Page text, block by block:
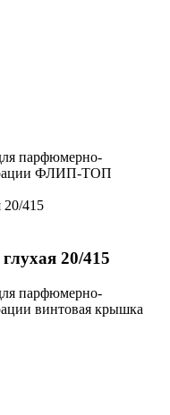
парфюмерно-
ФЛИП-ТОП
20/415
парфюмерно-
винтовая крышка